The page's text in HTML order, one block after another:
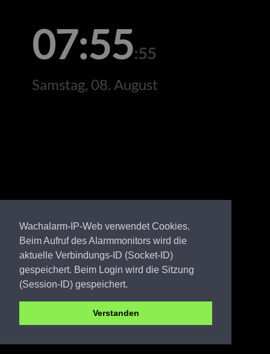
Wachalarm-IP-Web verwendet Cookies.
Beim Aufruf des Alarmmonitors wird die
aktuelle Verbindungs-ID (Socket-ID)
gespeichert. Beim Login wird die Sitzung
(Session-ID) gespeichert.
Verstanden
07:55:55
Samstag, 08. August
LDS FW Wüstermarke